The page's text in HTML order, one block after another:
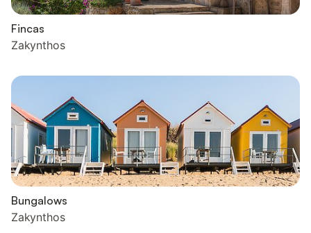
Fincas
Zakynthos
Bungalows
Zakynthos